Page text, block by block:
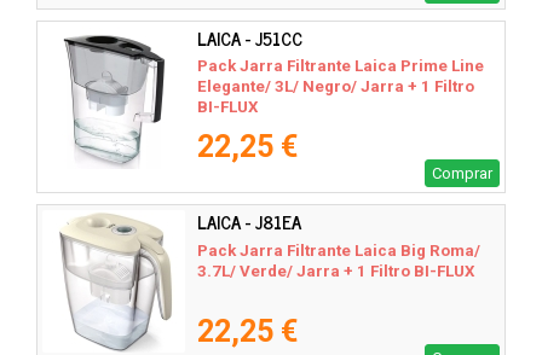
LAICA - J51CC
Pack Jarra Filtrante Laica Prime Line
Elegante/ 3L/ Negro/ Jarra + 1 Filtro
BI-FLUX
22,25 €
Comprar
LAICA - J81EA
Pack Jarra Filtrante Laica Big Roma/
3.7L/ Verde/ Jarra + 1 Filtro BI-FLUX
22,25 €